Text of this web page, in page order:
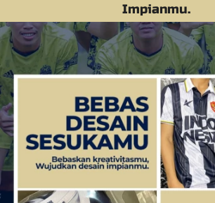
Impianmu.